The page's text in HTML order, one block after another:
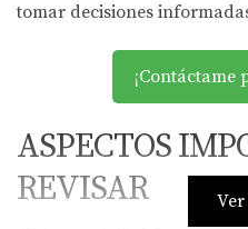
tomar decisiones
¡Contáctame
ASPECTOS
REVISAR